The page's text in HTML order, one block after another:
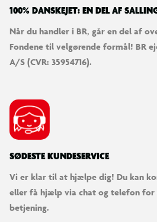
100% DANSKEJET: EN DEL AF
Når du handler i BR, går en del af
Fondene til velgørende formål! BR
A/S (CVR: 35954716).
SØDESTE KUNDESERVICE
Vi er klar til at hjælpe dig! Du kan
eller få hjælp via chat og telefon for
betjening.